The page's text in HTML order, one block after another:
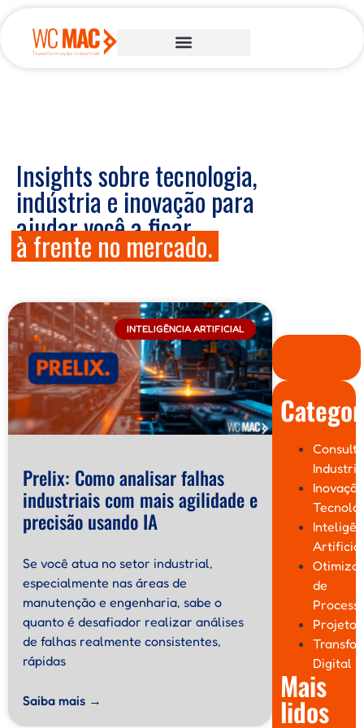
Insights sobre tecnologia,
indústria e inovação para
ajudar você a ficar
à frente no mercado.
INTELIGÊNCIA ARTIFICIAL
Prelix: Como analisar falhas
industriais com mais agilidade e
precisão usando IA
Se você atua no setor industrial,
especialmente nas áreas de
manutenção e engenharia, sabe o
quanto é desafiador realizar análises
de falhas realmente consistentes,
rápidas
Saiba mais →
Inovação
Artificial
de
Projetos
Digital
Mais
lidos